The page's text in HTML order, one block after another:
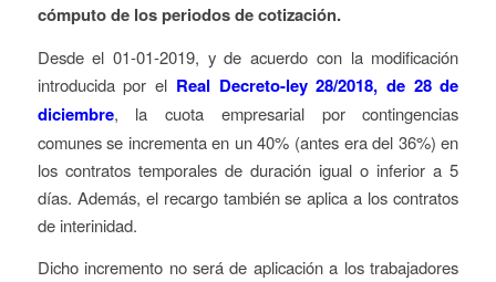
cómputo de los periodos de cotización.
Desde el 01-01-2019, y de acuerdo con la modificación
introducida por el Real Decreto-ley 28/2018, de 28 de
diciembre, la cuota empresarial por contingencias
comunes se incrementa en un 40% (antes era del 36%) en
los contratos temporales de duración igual o inferior a 5
días. Además, el recargo también se aplica a los contratos
de interinidad.
Dicho incremento no será de aplicación a los trabajadores